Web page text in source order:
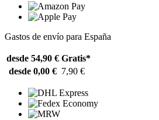
Gastos de envío para España
desde 54,90 € Gratis*
desde 0,00 € 7,90 €